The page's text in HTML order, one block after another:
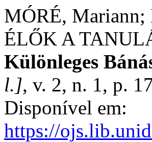
MÓRÉ,
ÉLŐK A
Különleges
l.], v. 2, n. 1, p.
Disponível em:
https://